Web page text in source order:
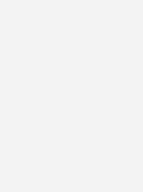
oder Folge des ungesunden
über ein kompliziertes System
wichtige Rolle spielen dabei
und des
und der Schaltzentrale im
wie es um die
Hormone aus dem
anregen oder das Gefühl der
Fettgewebes wie das Leptin
Informationen über den